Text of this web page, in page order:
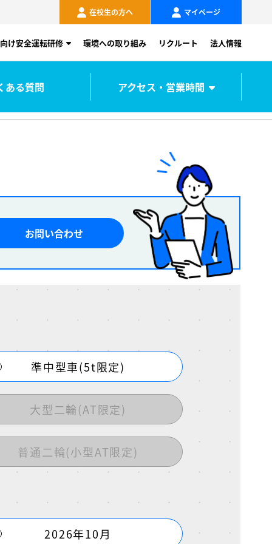
在校生の方へ マイページ
け安全運転研修 環境への取り組み リクルート 法人情報
ある質問 アクセス・営業時間
お問い合わせ
準中型車(5t限定)
大型二輪(AT限定)
普通二輪(小型AT限定)
2026年10月